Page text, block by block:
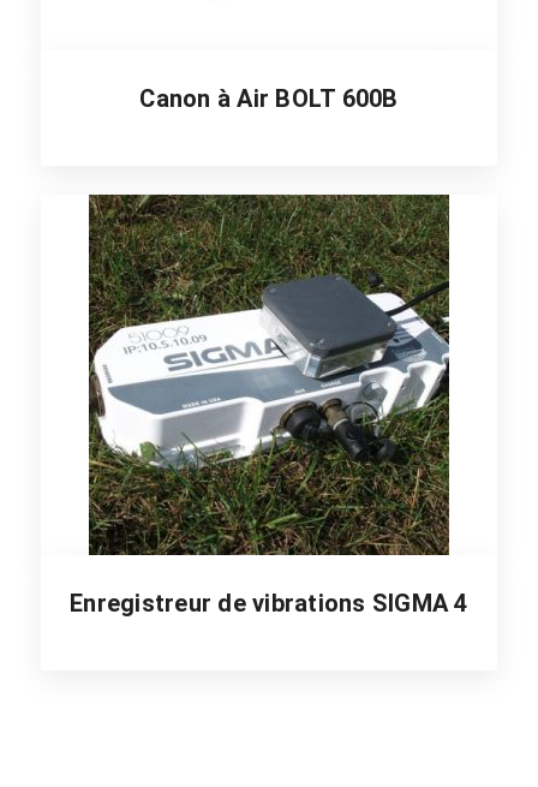
Canon à Air BOLT 600B
Enregistreur de vibrations SIGMA 4